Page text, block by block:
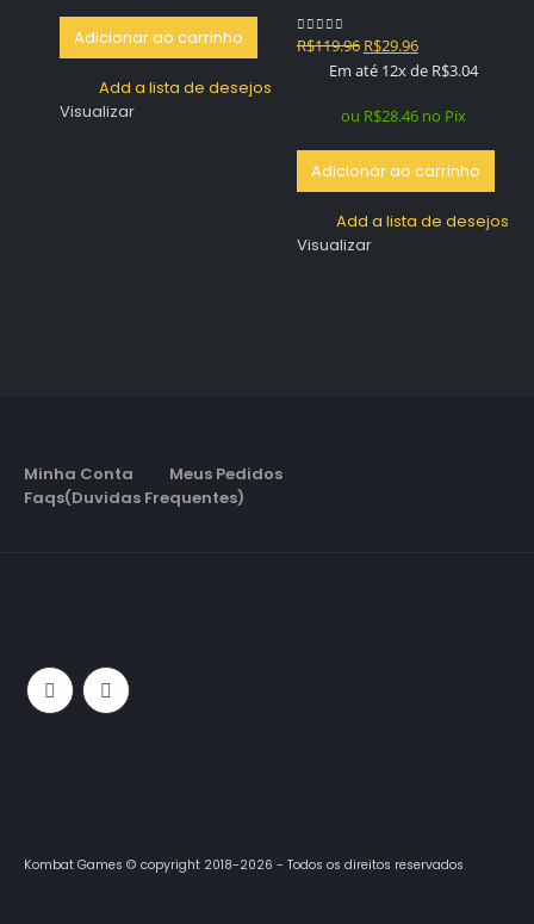
Adicionar ao carrinho
Add a lista de desejos
Visualizar
0out of 5
R$119.96 O
preço
era:
R$29.96O
preço
é:
Em até 12x de R$3.04
ou R$28.46 no Pix
Adicionar ao carrinho
Add a lista de desejos
Visualizar
Minha Conta
Meus Pedidos
Faqs(Duvidas Frequentes)
Kombat Games © copyright 2018-2026 - Todos os direitos reservados